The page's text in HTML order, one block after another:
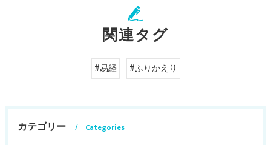
関連タグ
#易経 #ふりかえり
カテゴリー
Categories